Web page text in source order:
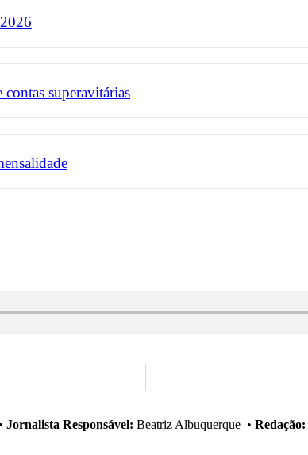
contas superavitárias
• Jornalista Responsável: Beatriz Albuquerque • Redação: